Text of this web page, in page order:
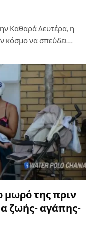
Καθαρά Δευτέρα, η
κόσμο να σπεύδει…
μωρό της πριν
ζωής- αγάπης-